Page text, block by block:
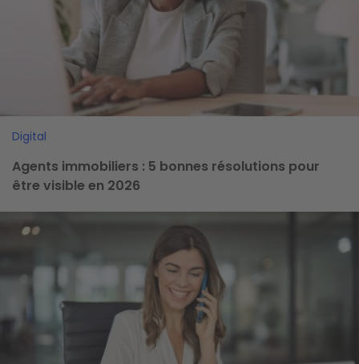
Digital
Agents immobiliers : 5 bonnes résolutions pour
être visible en 2026
Image